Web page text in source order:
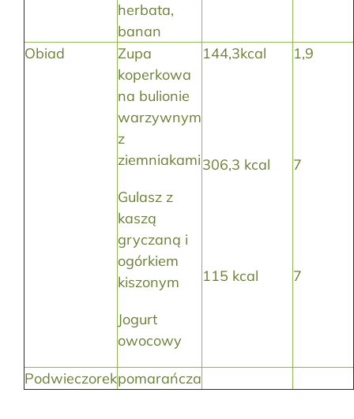
herbata,
banan
Obiad
Zupa
koperkowa
na bulionie
warzywnym
z
ziemniakami
Gulasz z
kaszą
gryczaną i
ogórkiem
kiszonym
Jogurt
owocowy
144,3kcal
306,3 kcal
115 kcal
1,9
7
7
Podwieczorekpomarańcza